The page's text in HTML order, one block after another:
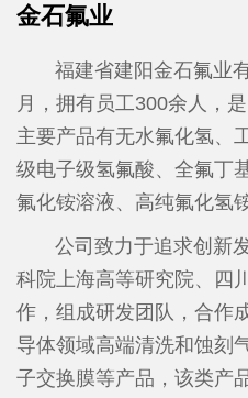
金石氟业
福建省建阳金石氟业有
月，拥有员工300余人，
主要产品有无水氟化氢、
级电子级氢氟酸、全氟丁
氟化铵溶液、高纯氟化氢
啶等。2025年全年产值达
司先后荣获国家级高新技
新”小巨人企业、福建省
产权优势企业、福建省绿
点纳税企业、南平市和建
公司致力于追求创新发
科院上海高等研究院、四
作，组成研发团队，合作
导体领域高端清洗和蚀刻
子交换膜等产品，该类产